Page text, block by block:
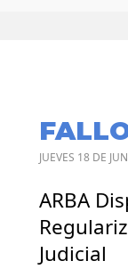
JUEVES 18 DE
ARBA
Judicial